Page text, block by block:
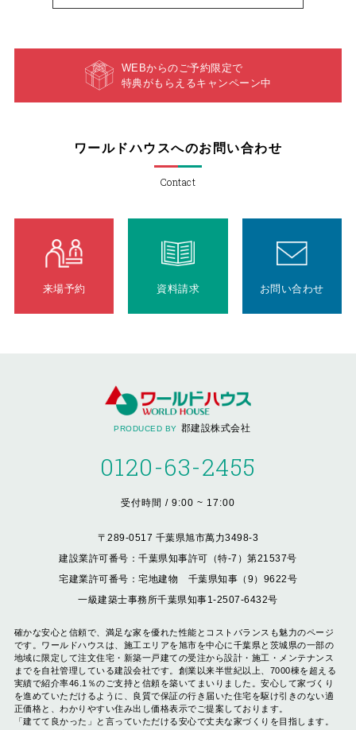
WEBからのご予約限定で
特典がもらえるキャンペーン中
ワールドハウスへのお問い合わせ
Contact
来場予約 資料請求 お問い合わせ
PRODUCED BY 郡建設株式会社
0120-63-2455
受付時間 / 9:00 ~ 17:00
〒289-0517 千葉県旭市萬力3498-3
建設業許可番号：千葉県知事許可（特-7）第21537号
宅建業許可番号：宅地建物 千葉県知事（9）9622号
一級建築士事務所千葉県知事1-2507-6432号
確かな安心と信頼で、満足な家を優れた性能とコストバランスも魅力のページ
です。ワールドハウスは、施工エリアを旭市を中心に千葉県と茨城県の一部の
地域に限定して注文住宅・新築一戸建ての受注から設計・施工・メンテナンス
までを自社管理している建設会社です。創業以来半世紀以上、7000棟を超える
実績で紹介率46.1％のご支持と信頼を築いてまいりました。安心して家づくり
を進めていただけるように、良質で保証の行き届いた住宅を駆け引きのない適
正価格と、わかりやすい住み出し価格表示でご提案しております。
「建てて良かった」と言っていただける安心で丈夫な家づくりを目指します。